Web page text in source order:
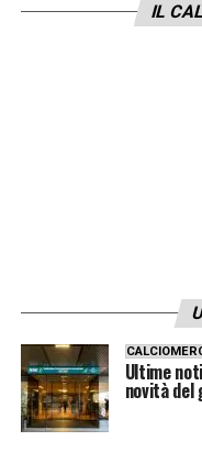
testa della
IL
Ultime
novità del